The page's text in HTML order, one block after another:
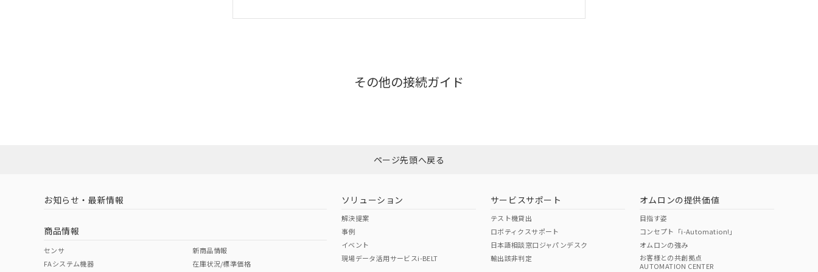
その他の接続ガイド
ページ先頭へ戻る
お知らせ・最新情報
商品情報
センサ
FAシステム機器
新商品情報
在庫状況/標準価格
ソリューション
解決提案
事例
イベント
現場データ活用サービスi-BELT
サービスサポート
テスト機貸出
ロボティクスサポート
日本語相談窓口ジャパンデスク
輸出該非判定
オムロンの提供価値
目指す姿
コンセプト「i-Automation!」
オムロンの強み
お客様との共創拠点
AUTOMATION CENTER